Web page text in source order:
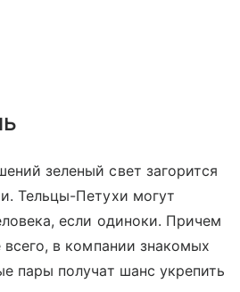
зеленый свет загорится
Тельцы-Петухи могут
если одиноки. Причем
в компании знакомых
пары получат шанс укрепить